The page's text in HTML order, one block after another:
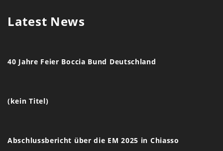
Latest News
40 Jahre Feier Boccia Bund Deutschland
(kein Titel)
Abschlussbericht über die EM 2025 in Chiasso